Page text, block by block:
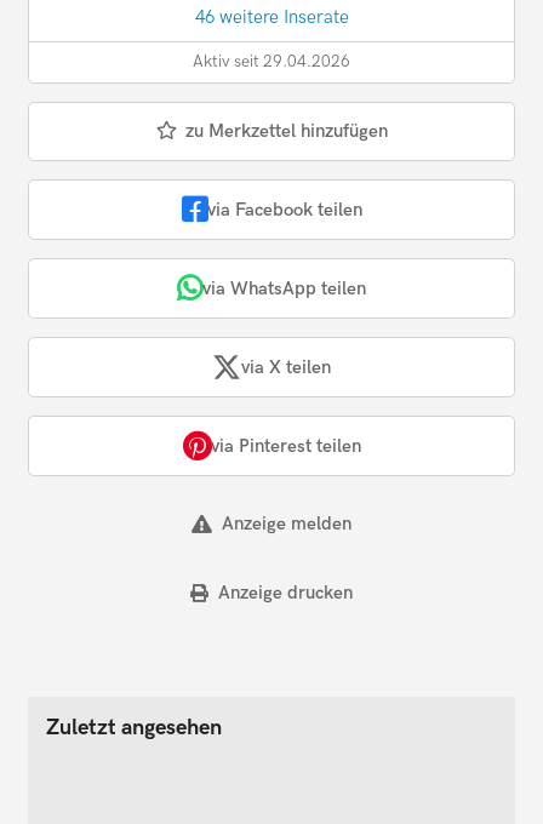
46 weitere Inserate
Aktiv seit 29.04.2026
zu Merkzettel hinzufügen
via Facebook teilen
via WhatsApp teilen
via X teilen
via Pinterest teilen
Anzeige melden
Anzeige drucken
Zuletzt angesehen